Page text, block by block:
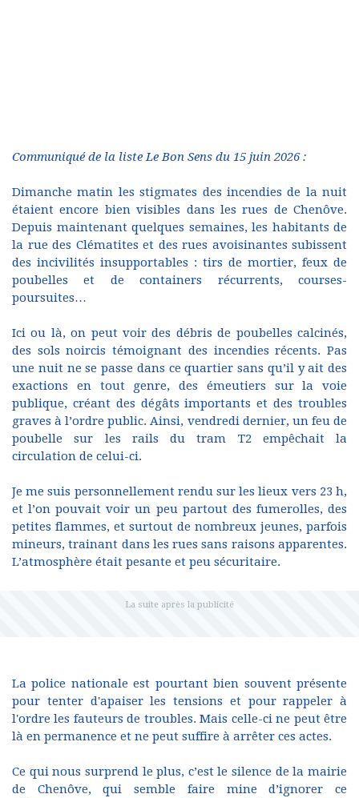
Communiqué de la liste Le Bon Sens du 15 juin 2026 :
Dimanche matin les stigmates des incendies de la nuit
étaient encore bien visibles dans les rues de Chenôve.
Depuis maintenant quelques semaines, les habitants de
la rue des Clématites et des rues avoisinantes subissent
des incivilités insupportables : tirs de mortier, feux de
poubelles et de containers récurrents, courses-
poursuites…
Ici ou là, on peut voir des débris de poubelles calcinés,
des sols noircis témoignant des incendies récents. Pas
une nuit ne se passe dans ce quartier sans qu’il y ait des
exactions en tout genre, des émeutiers sur la voie
publique, créant des dégâts importants et des troubles
graves à l’ordre public. Ainsi, vendredi dernier, un feu de
poubelle sur les rails du tram T2 empêchait la
circulation de celui-ci.
Je me suis personnellement rendu sur les lieux vers 23 h,
et l’on pouvait voir un peu partout des fumerolles, des
petites flammes, et surtout de nombreux jeunes, parfois
mineurs, trainant dans les rues sans raisons apparentes.
L’atmosphère était pesante et peu sécuritaire.
La police nationale est pourtant bien souvent présente
pour tenter d'apaiser les tensions et pour rappeler à
l'ordre les fauteurs de troubles. Mais celle-ci ne peut être
là en permanence et ne peut suffire à arrêter ces actes.
Ce qui nous surprend le plus, c’est le silence de la mairie
de Chenôve, qui semble faire mine d’ignorer ce